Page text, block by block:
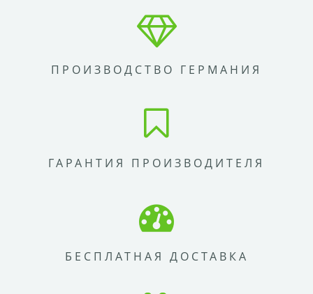
ПРОИЗВОДСТВО ГЕРМАНИЯ
ГАРАНТИЯ ПРОИЗВОДИТЕЛЯ
БЕСПЛАТНАЯ ДОСТАВКА